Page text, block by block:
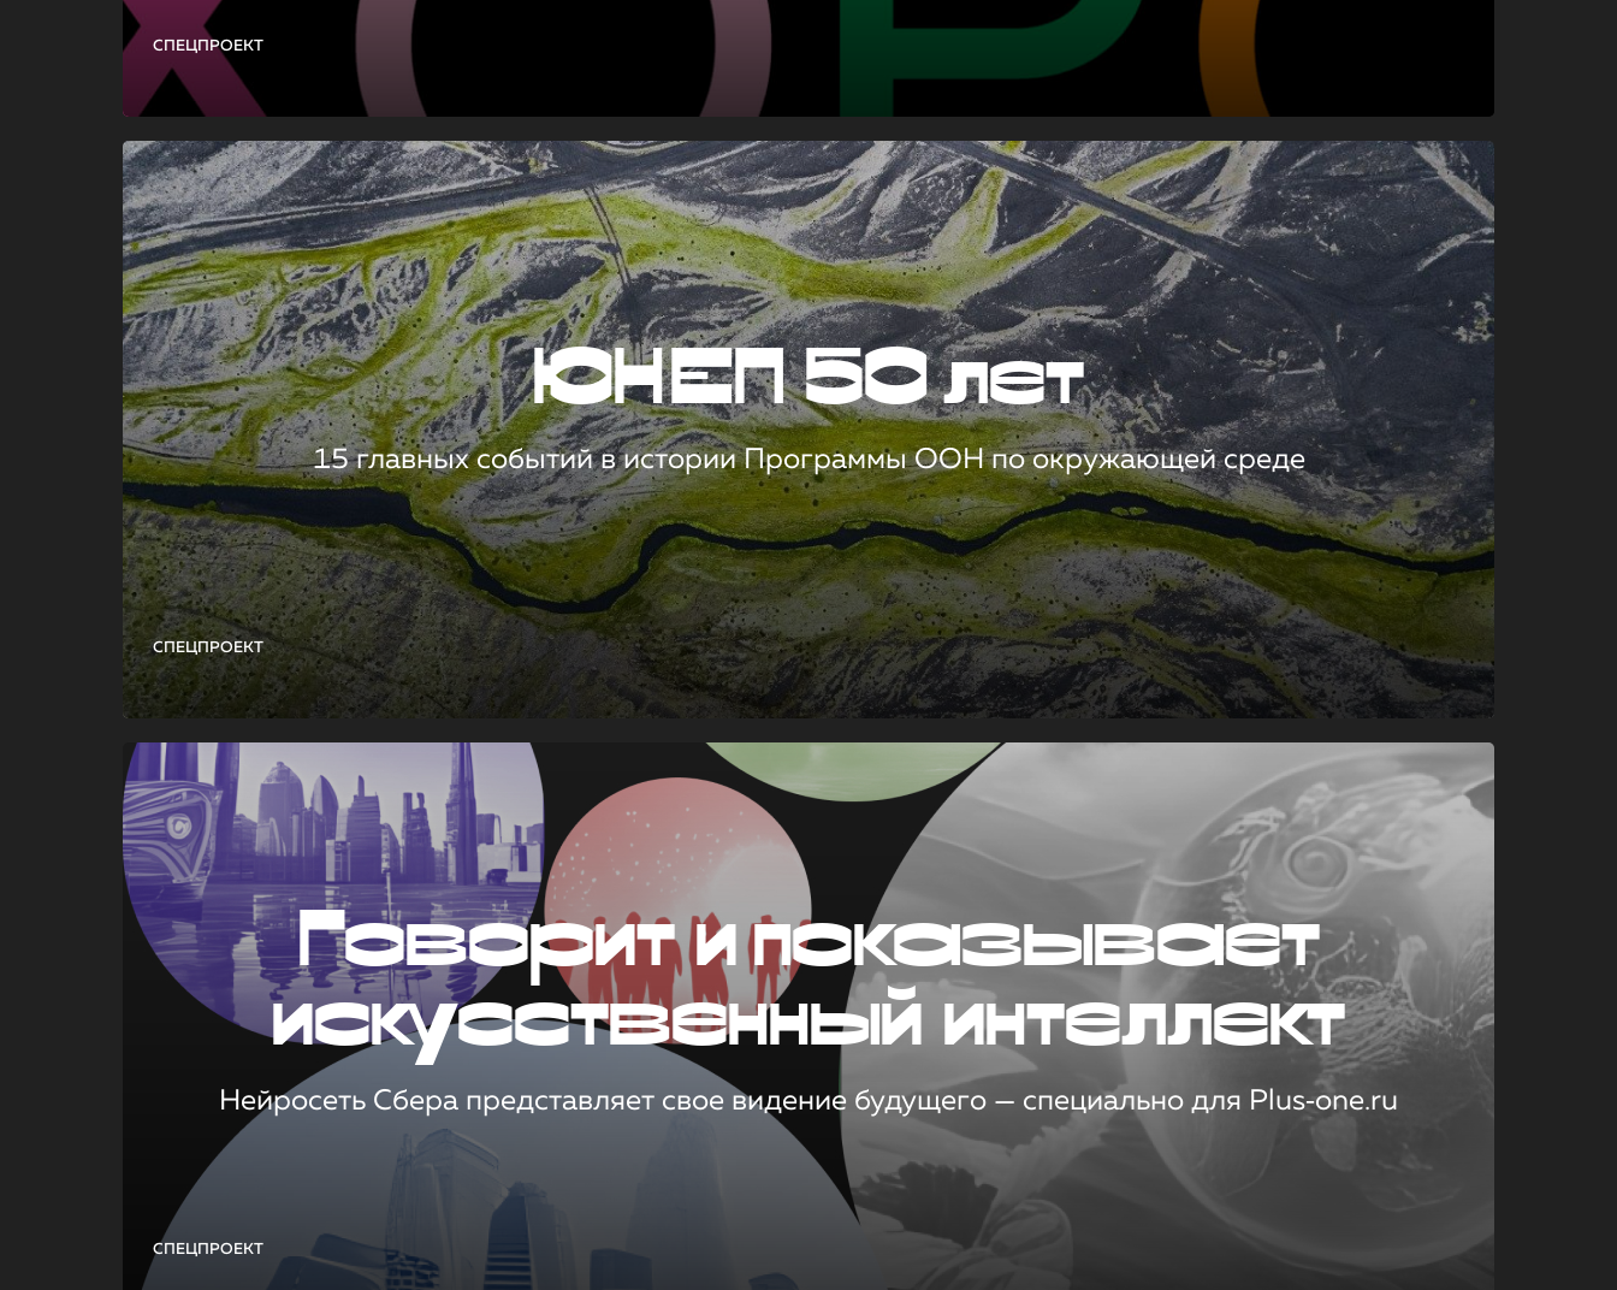
СПЕЦПРОЕКТ
СПЕЦПРОЕКТ
ЮНЕП 50 лет
15 главных событий в истории Программы ООН по окружающей среде
СПЕЦПРОЕКТ
Говорит и показывает
искусственный интеллект
Нейросеть Сбера представляет свое видение будущего — специально для Plus‑one.ru